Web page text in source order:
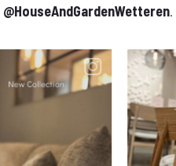
@HouseAndGardenWetteren.